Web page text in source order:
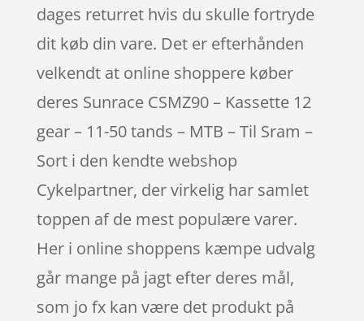
dages returret hvis du skulle fortryde
dit køb din vare. Det er efterhånden
velkendt at online shoppere køber
deres Sunrace CSMZ90 – Kassette 12
gear – 11-50 tands – MTB – Til Sram –
Sort i den kendte webshop
Cykelpartner, der virkelig har samlet
toppen af de mest populære varer.
Her i online shoppens kæmpe udvalg
går mange på jagt efter deres mål,
som jo fx kan være det produkt på